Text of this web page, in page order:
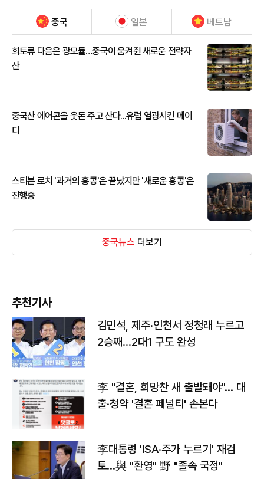
중국 일본 베트남
희토류 다음은 광모듈…중국이 움켜쥔 새로운 전략자
산
중국산 에어콘을 웃돈 주고 산다...유럽 열광시킨 메이
디
스티븐 로치 '과거의 홍콩'은 끝났지만 '새로운 홍콩'은
진행중
중국뉴스 더보기
추천기사
김민석, 제주·인천서 정청래 누르고
2승째…2대1 구도 완성
李 "결혼, 희망찬 새 출발돼야"… 대
출·청약 '결혼 페널티' 손본다
李대통령 'ISA·주가 누르기' 재검
토…與 "환영" 野 "졸속 국정"